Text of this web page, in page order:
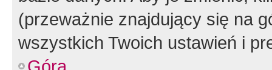
(przeważnie znajdujący się na
wszystkich Twoich ustawień i